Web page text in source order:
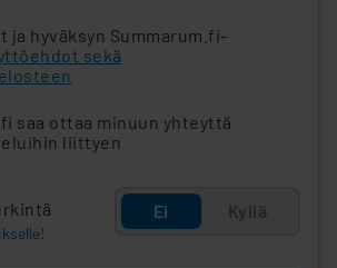
ja hyväksyn Summarum.fi-
sekä
saa ottaa minuun yhteyttä
liittyen
Ei Kyllä